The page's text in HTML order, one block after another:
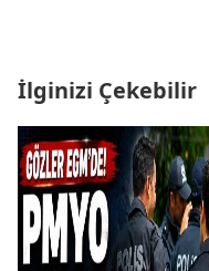
İlginizi Çekebilir